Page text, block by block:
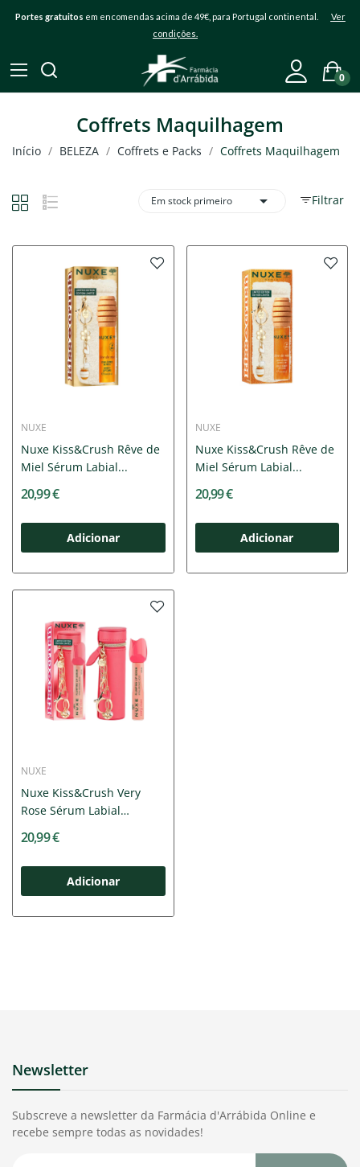
Portes gratuitos em encomendas acima de 49€, para Portugal continental. Ver
condições.
0
Coffrets Maquilhagem
Início BELEZA Coffrets e Packs Coffrets Maquilhagem
Filtrar
Em stock primeiro 
NUXE
Nuxe Kiss&Crush Rêve de
Miel Sérum Labial...
20,99 €
Adicionar
NUXE
Nuxe Kiss&Crush Rêve de
Miel Sérum Labial...
20,99 €
Adicionar
NUXE
Nuxe Kiss&Crush Very
Rose Sérum Labial
20,99 €
Adicionar
Newsletter
Subscreve a newsletter da Farmácia d'Arrábida Online e
recebe sempre todas as novidades!